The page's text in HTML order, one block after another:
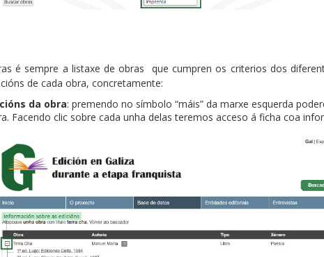
é sempre a listaxe de obras que cumpren os criterios dos
de cada obra, concretamente:
da obra: premendo no símbolo “máis” da marxe esquerda
Facendo clic sobre cada unha delas teremos acceso á ficha coa